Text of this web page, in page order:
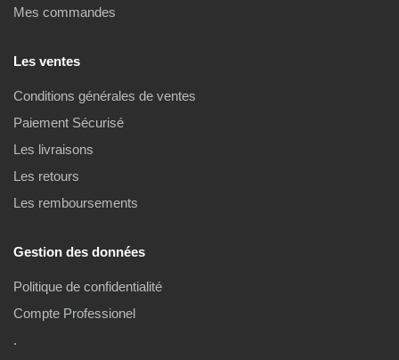
Mes commandes
Les ventes
Conditions générales de ventes
Paiement Sécurisé
Les livraisons
Les retours
Les remboursements
Gestion des données
Politique de confidentialité
Compte Professionel
.